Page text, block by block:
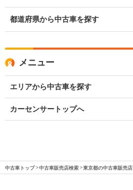
都道府県から中古車を探す
メニュー
エリアから中古車を探す
カーセンサートップへ
中古車トップ 中古車販売店検索 東京都の中古車販売店